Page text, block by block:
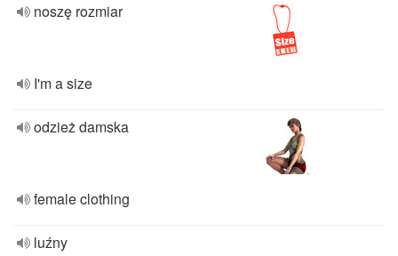
noszę rozmiar
I'm a size
odzież damska
female clothing
luźny